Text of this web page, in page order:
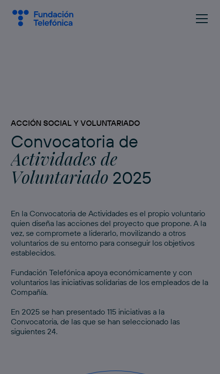
ACCIÓN SOCIAL Y VOLUNTARIADO
Convocatoria de
Actividades de
Voluntariado 2025
En la Convocatoria de Actividades es el propio voluntario
quien diseña las acciones del proyecto que propone. A la
vez, se compromete a liderarlo, movilizando a otros
voluntarios de su entorno para conseguir los objetivos
establecidos.
Fundación Telefónica apoya económicamente y con
voluntarios las iniciativas solidarias de los empleados de la
Compañía.
En 2025 se han presentado 115 iniciativas a la
Convocatoria, de las que se han seleccionado las
siguientes 24.